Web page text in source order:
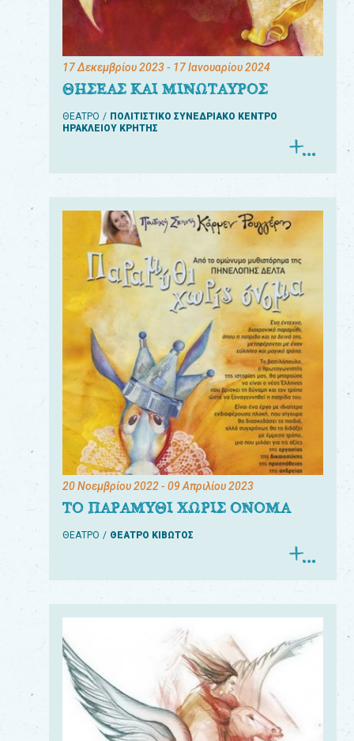
17 Δεκεμβρίου 2023- 17 Ιανουαρίου 2024
ΘΗΣΕΑΣ ΚΑΙ ΜΙΝΩΤΑΥΡΟΣ
ΘΕΑΤΡΟ
ΠΟΛΙΤΙΣΤΙΚΟ ΣΥΝΕΔΡΙΑΚΟ ΚΕΝΤΡΟ
ΗΡΑΚΛΕΙΟΥ ΚΡΗΤΗΣ
20 Νοεμβρίου 2022- 09 Απριλίου 2023
ΤΟ ΠΑΡΑΜΥΘΙ ΧΩΡΙΣ ΟΝΟΜΑ
ΘΕΑΤΡΟ ΘΕΑΤΡΟ ΚΙΒΩΤΟΣ